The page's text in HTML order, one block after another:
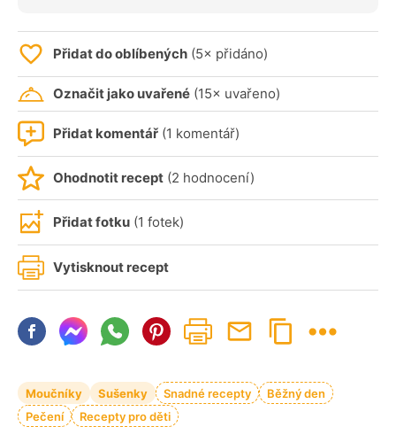
Přidat do oblíbených (5× přidáno)
Označit jako uvařené (15× uvařeno)
Přidat komentář (1 komentář)
Ohodnotit recept (2 hodnocení)
Přidat fotku (1 fotek)
Vytisknout recept
Moučníky Sušenky Snadné recepty
Běžný den
Pečení
Recepty pro děti